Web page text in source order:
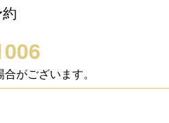
がございます。